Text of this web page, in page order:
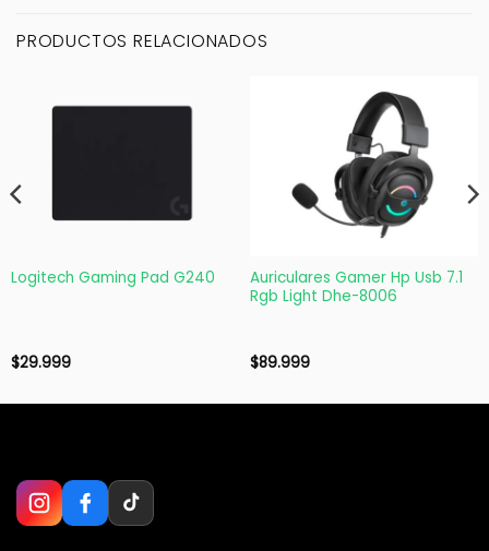
PRODUCTOS RELACIONADOS
Logitech Gaming Pad G240
$29.999
Auriculares Gamer Hp Usb 7.1
Rgb Light Dhe-8006
$89.999